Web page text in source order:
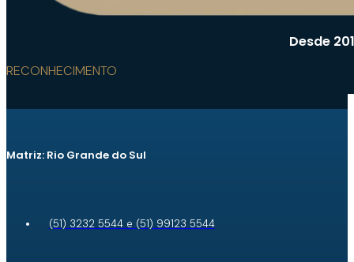
Desde
RECONHECIMENTO
Matriz: Rio Grande do Sul
(51) 3232 5544 e (51) 99123 5544